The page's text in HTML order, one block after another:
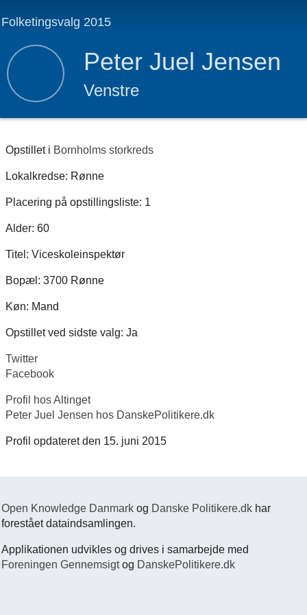
Folketingsvalg 2015
Peter Juel Jensen
Venstre
Opstillet i Bornholms storkreds
Lokalkredse: Rønne
Placering på opstillingsliste: 1
Alder: 60
Titel: Viceskoleinspektør
Bopæl: 3700 Rønne
Køn: Mand
Opstillet ved sidste valg: Ja
Twitter
Facebook
Profil hos Altinget
Peter Juel Jensen hos DanskePolitikere.dk
Profil opdateret den 15. juni 2015
Open Knowledge Danmark og Danske Politikere.dk har
forestået dataindsamlingen.
Applikationen udvikles og drives i samarbejde med
Foreningen Gennemsigtog DanskePolitikere.dk